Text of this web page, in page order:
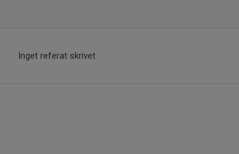
Inget referat skrivet